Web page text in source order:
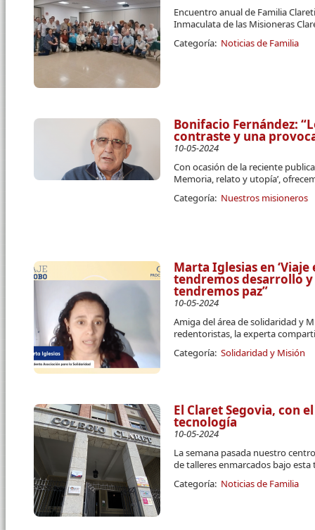
Encuentro anual de Familia
Inmaculata de las Misioneras
Categoría: Noticias de Familia
Bonifacio Fernández:
contraste y una
10-05-2024
Con ocasión de la reciente
Memoria, relato y utopía’,
Categoría: Nuestros misioneros
Marta Iglesias en ‘Viaje
tendremos desarrollo
tendremos paz”
10-05-2024
Amiga del área de solidaridad y
redentoristas, la experta
Categoría: Solidaridad y Misión
El Claret Segovia, con
tecnología
10-05-2024
La semana pasada nuestro
de talleres enmarcados bajo esta
Categoría: Noticias de Familia